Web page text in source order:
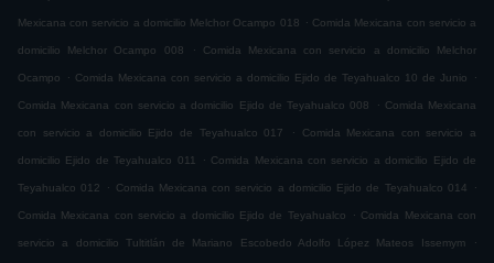
Mexicana con servicio a domicilio Melchor Ocampo 018 . Comida Mexicana con servicio a
domicilio Melchor Ocampo 008 . Comida Mexicana con servicio a domicilio Melchor
Ocampo . Comida Mexicana con servicio a domicilio Ejido de Teyahualco 10 de Junio .
Comida Mexicana con servicio a domicilio Ejido de Teyahualco 008 . Comida Mexicana
con servicio a domicilio Ejido de Teyahualco 017 . Comida Mexicana con servicio a
domicilio Ejido de Teyahualco 011 . Comida Mexicana con servicio a domicilio Ejido de
Teyahualco 012 . Comida Mexicana con servicio a domicilio Ejido de Teyahualco 014 .
Comida Mexicana con servicio a domicilio Ejido de Teyahualco . Comida Mexicana con
servicio a domicilio Tultitlán de Mariano Escobedo Adolfo López Mateos Issemym .